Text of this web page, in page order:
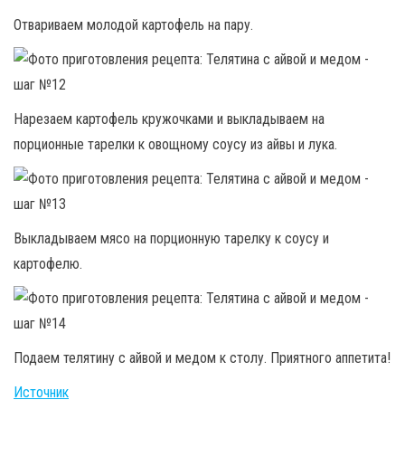
Отвариваем молодой картофель на пару.
Нарезаем картофель кружочками и выкладываем на
порционные тарелки к овощному соусу из айвы и лука.
Выкладываем мясо на порционную тарелку к соусу и
картофелю.
Подаем телятину с айвой и медом к столу. Приятного аппетита!
Источник